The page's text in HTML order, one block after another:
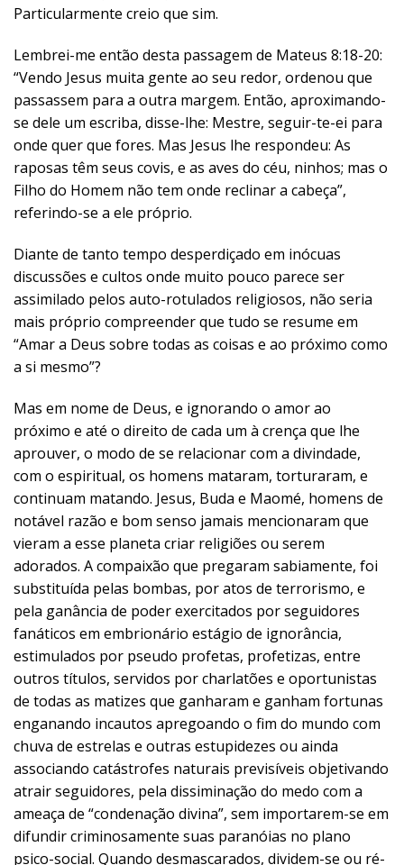
Particularmente creio que sim.
Lembrei-me então desta passagem de Mateus 8:18-20:
“Vendo Jesus muita gente ao seu redor, ordenou que
passassem para a outra margem. Então, aproximando-
se dele um escriba, disse-lhe: Mestre, seguir-te-ei para
onde quer que fores. Mas Jesus lhe respondeu: As
raposas têm seus covis, e as aves do céu, ninhos; mas o
Filho do Homem não tem onde reclinar a cabeça”,
referindo-se a ele próprio.
Diante de tanto tempo desperdiçado em inócuas
discussões e cultos onde muito pouco parece ser
assimilado pelos auto-rotulados religiosos, não seria
mais próprio compreender que tudo se resume em
“Amar a Deus sobre todas as coisas e ao próximo como
a si mesmo”?
Mas em nome de Deus, e ignorando o amor ao
próximo e até o direito de cada um à crença que lhe
aprouver, o modo de se relacionar com a divindade,
com o espiritual, os homens mataram, torturaram, e
continuam matando. Jesus, Buda e Maomé, homens de
notável razão e bom senso jamais mencionaram que
vieram a esse planeta criar religiões ou serem
adorados. A compaixão que pregaram sabiamente, foi
substituída pelas bombas, por atos de terrorismo, e
pela ganância de poder exercitados por seguidores
fanáticos em embrionário estágio de ignorância,
estimulados por pseudo profetas, profetizas, entre
outros títulos, servidos por charlatões e oportunistas
de todas as matizes que ganharam e ganham fortunas
enganando incautos apregoando o fim do mundo com
chuva de estrelas e outras estupidezes ou ainda
associando catástrofes naturais previsíveis objetivando
atrair seguidores, pela dissiminação do medo com a
ameaça de “condenação divina”, sem importarem-se em
difundir criminosamente suas paranóias no plano
psico-social. Quando desmascarados, dividem-se ou ré-